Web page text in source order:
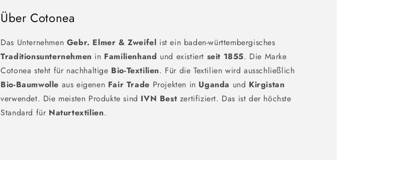
Über Cotonea
Das Unternehmen Gebr. Elmer & Zweifel ist ein baden-württembergisches
Traditionsunternehmen in Familienhand und existiert seit 1855. Die Marke
Cotonea steht für nachhaltige Bio-Textilien. Für die Textilien wird ausschließlich
Bio-Baumwolle aus eigenen Fair Trade Projekten in Uganda und Kirgistan
verwendet. Die meisten Produkte sind IVN Best zertifiziert. Das ist der höchste
Standard für Naturtextilien.